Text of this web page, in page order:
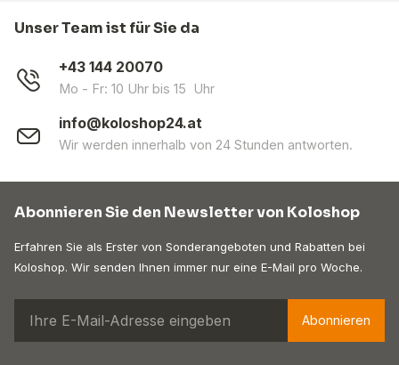
Unser Team ist für Sie da
+43 144 20070
Mo - Fr: 10 Uhr bis 15 Uhr
info@koloshop24.at
Wir werden innerhalb von 24 Stunden antworten.
Abonnieren Sie den Newsletter von Koloshop
Erfahren Sie als Erster von Sonderangeboten und Rabatten bei
Koloshop. Wir senden Ihnen immer nur eine E-Mail pro Woche.
Abonnieren